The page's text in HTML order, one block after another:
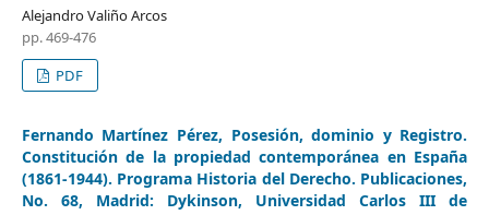
Alejandro Valiño Arcos
pp. 469-476
PDF
Fernando Martínez Pérez, Posesión, dominio y Registro.
Constitución de la propiedad contemporánea en España
(1861-1944). Programa Historia del Derecho. Publicaciones,
No. 68, Madrid: Dykinson, Universidad Carlos III de